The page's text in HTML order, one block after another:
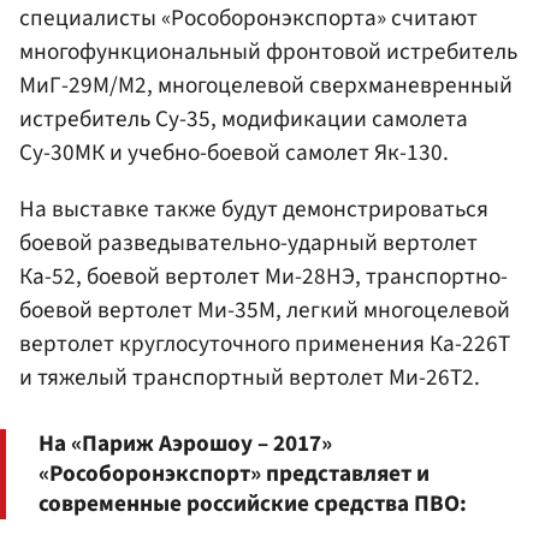
специалисты «Рособоронэкспорта» считают
многофункциональный фронтовой истребитель
МиГ-29М/М2, многоцелевой сверхманевренный
истребитель Су-35, модификации самолета
Су-30МК и учебно-боевой самолет Як-130.
На выставке также будут демонстрироваться
боевой разведывательно-ударный вертолет
Ка-52, боевой вертолет Ми-28НЭ, транспортно-
боевой вертолет Ми-35М, легкий многоцелевой
вертолет круглосуточного применения Ка-226Т
и тяжелый транспортный вертолет Ми-26Т2.
На «Париж Аэрошоу – 2017»
«Рособоронэкспорт» представляет и
современные российские средства ПВО: